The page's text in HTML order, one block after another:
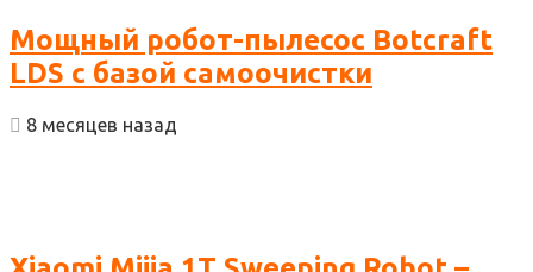
Мощный робот-пылесос Botcraft
LDS с базой самоочистки
8 месяцев назад